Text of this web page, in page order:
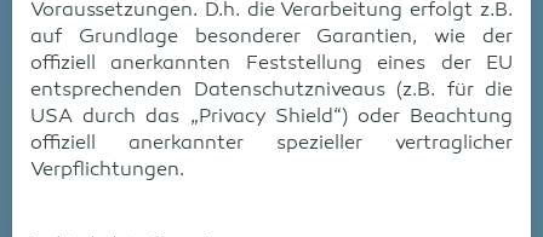
Voraussetzungen. D.h. die Verarbeitung erfolgt z.B.
auf Grundlage besonderer Garantien, wie der
offiziell anerkannten Feststellung eines der EU
entsprechenden Datenschutzniveaus (z.B. für die
USA durch das „Privacy Shield“) oder Beachtung
offiziell anerkannter spezieller vertraglicher
Verpflichtungen.